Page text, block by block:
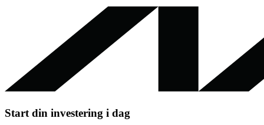
Start din investering i dag